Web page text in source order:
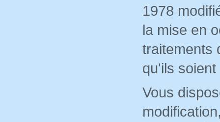
1978
la mise en
traitements
qu'ils
Vous